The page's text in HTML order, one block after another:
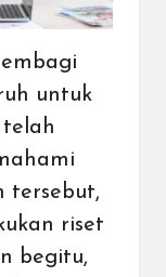
untuk
tersebut,
riset
begitu,